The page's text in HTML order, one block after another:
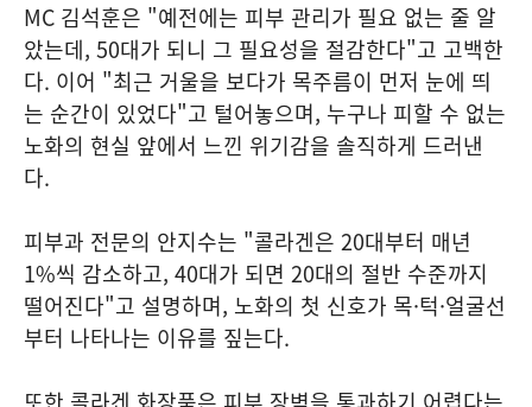
MC 김석훈은 "예전에는 피부 관리가 필요 없는 줄 알
았는데, 50대가 되니 그 필요성을 절감한다"고 고백한
다. 이어 "최근 거울을 보다가 목주름이 먼저 눈에 띄
는 순간이 있었다"고 털어놓으며, 누구나 피할 수 없는
노화의 현실 앞에서 느낀 위기감을 솔직하게 드러낸
다.
피부과 전문의 안지수는 "콜라겐은 20대부터 매년
1%씩 감소하고, 40대가 되면 20대의 절반 수준까지
떨어진다"고 설명하며, 노화의 첫 신호가 목·턱·얼굴선
부터 나타나는 이유를 짚는다.